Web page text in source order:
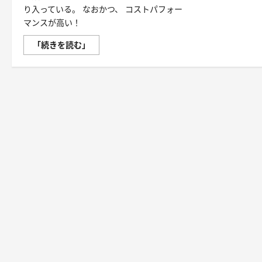
り入っている。 なおかつ、 コストパフォー
マンスが高い！
「続きを読む」
ロ
リ